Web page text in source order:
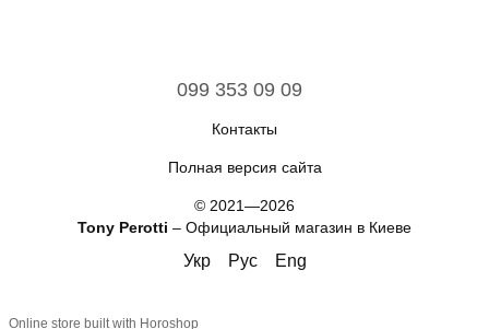
099 353 09 09
Контакты
Полная версия сайта
© 2021—2026
Tony Perotti – Официальный магазин в Киеве
Укр Рус Eng
Online store built with Horoshop